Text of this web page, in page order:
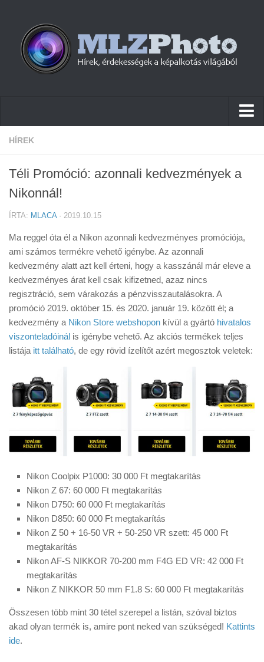
Hírek
Cikkek
Tudástár
Tanácsok
Érdekességek
Helyszíni Riport
E-BB
HÍREK
Téli Promóció: azonnali kedvezmények a
Nikonnál!
ÍRTA: MLACA· 2019.10.15
Ma reggel óta él a Nikon azonnali kedvezményes promóciója,
ami számos termékre vehető igénybe. Az azonnali
kedvezmény alatt azt kell érteni, hogy a kasszánál már eleve a
kedvezményes árat kell csak kifizetned, azaz nincs
regisztráció, sem várakozás a pénzvisszautalásokra. A
promóció 2019. október 15. és 2020. január 19. között él; a
kedvezmény a Nikon Store webshopon kívül a gyártó hivatalos
viszonteladóinál is igénybe vehető. Az akciós termékek teljes
listája itt található, de egy rövid ízelítőt azért megosztok veletek:
Nikon Coolpix P1000: 30 000 Ft megtakarítás
Nikon Z 67: 60 000 Ft megtakarítás
Nikon D750: 60 000 Ft megtakarítás
Nikon D850: 60 000 Ft megtakarítás
Nikon Z 50 + 16-50 VR + 50-250 VR szett: 45 000 Ft
megtakarítás
Nikon AF-S NIKKOR 70-200 mm F4G ED VR: 42 000 Ft
megtakarítás
Nikon Z NIKKOR 50 mm F1.8 S: 60 000 Ft megtakarítás
Összesen több mint 30 tétel szerepel a listán, szóval biztos
akad olyan termék is, amire pont neked van szükséged! Kattints
ide.